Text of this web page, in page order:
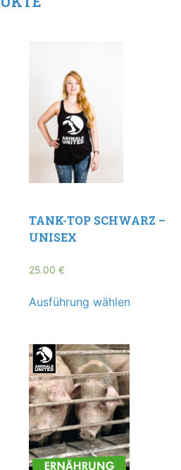
TANK-TOP SCHWARZ –
UNISEX
25.00€
Ausführung wählen